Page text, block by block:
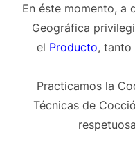
En éste momento, a
Geográfica
el Producto, tanto
Practicamos la
Técnicas de